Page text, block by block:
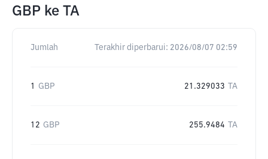
GBP ke TA
Jumlah Terakhir diperbarui: 2026/08/07 02:59
1 GBP 21.329033 TA
12 GBP 255.9484 TA